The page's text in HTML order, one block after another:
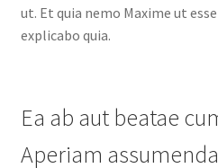
ut. Et quia nemo Maxime ut
explicabo quia.
Ea ab aut beatae
Aperiam